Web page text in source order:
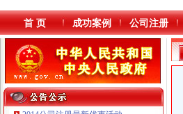
首 页 成功案例 公司注册